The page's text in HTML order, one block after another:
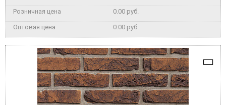
0.00 руб.
0.00 руб.